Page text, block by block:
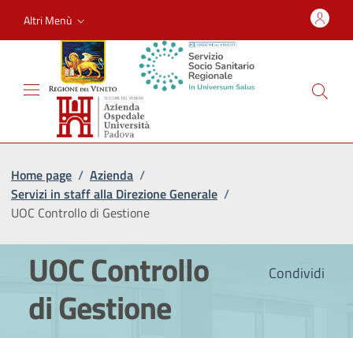
Altri Menù
Home page / Azienda /
Servizi in staff alla Direzione Generale /
UOC Controllo di Gestione
Condividi
UOC Controllo
di Gestione